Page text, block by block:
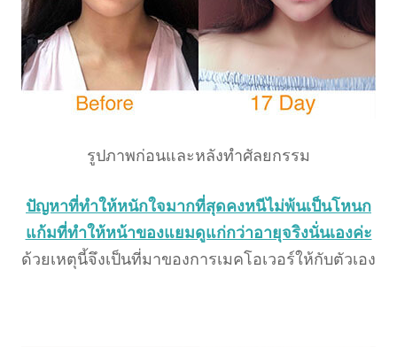
รูปภาพก่อนและหลังทำศัลยกรรม
ปัญหาที่ทำให้หนักใจมากที่สุดคงหนีไม่พ้นเป็นโหนก
แก้มที่ทำให้หน้าของแยมดูแก่กว่าอายุจริงนั่นเองค่ะ
ด้วยเหตุนี้จึงเป็นที่มาของการเมคโอเวอร์ให้กับตัวเอง